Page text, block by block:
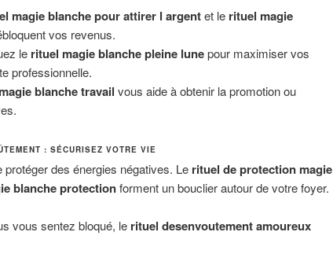
magie blanche pour attirer l argentet le rituel magie
vos revenus.
le rituel magie blanche pleine lunepour maximiser vos
professionnelle.
blanche travail vous aide à obtenir la promotion ou
: SÉCURISEZ VOTRE VIE
protéger des énergies négatives. Le rituel de protection magie
blanche protectionforment un bouclier autour de votre foyer.
vous sentez bloqué, le rituel desenvoutement amoureux